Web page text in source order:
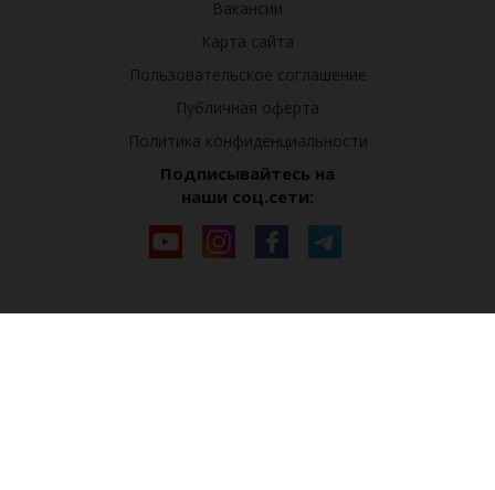
Вакансии
Карта сайта
Пользовательское соглашение
Публичная оферта
Политика конфиденциальности
Подписывайтесь на
наши соц.сети: